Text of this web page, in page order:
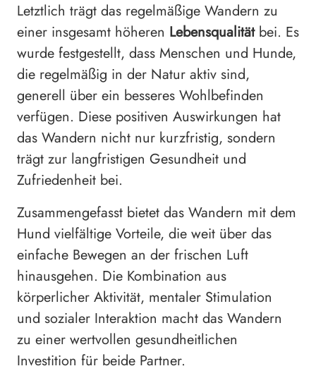
Letztlich trägt das regelmäßige Wandern zu
einer insgesamt höheren Lebensqualitätbei. Es
wurde festgestellt, dass Menschen und Hunde,
die regelmäßig in der Natur aktiv sind,
generell über ein besseres Wohlbefinden
verfügen. Diese positiven Auswirkungen hat
das Wandern nicht nur kurzfristig, sondern
trägt zur langfristigen Gesundheit und
Zufriedenheit bei.
Zusammengefasst bietet das Wandern mit dem
Hund vielfältige Vorteile, die weit über das
einfache Bewegen an der frischen Luft
hinausgehen. Die Kombination aus
körperlicher Aktivität, mentaler Stimulation
und sozialer Interaktion macht das Wandern
zu einer wertvollen gesundheitlichen
Investition für beide Partner.